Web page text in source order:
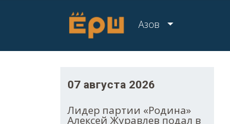
Азов
07 августа 2026
Лидер партии «Родина»
Алексей Журавлев подал в